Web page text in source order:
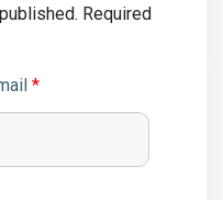
Required
*